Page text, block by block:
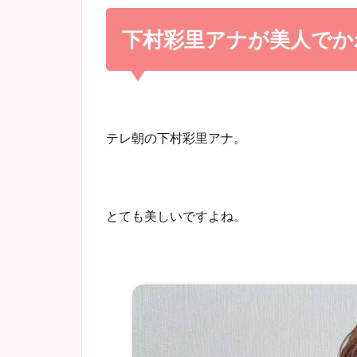
下村彩里アナが美人で
テレ朝の下村彩里アナ。
とても美しいですよね。